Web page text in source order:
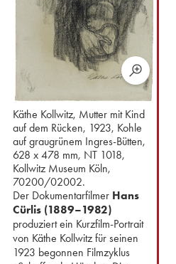
Käthe Kollwitz, Mutter mit Kind
auf dem Rücken, 1923, Kohle
auf graugrünem Ingres-Bütten,
628 x 478 mm, NT 1018,
Kollwitz Museum Köln,
70200/02002.
Der Dokumentarfilmer Hans
Cürlis (1889–1982)
produziert ein Kurzfilm-Portrait
von Käthe Kollwitz für seinen
1923 begonnen Filmzyklus